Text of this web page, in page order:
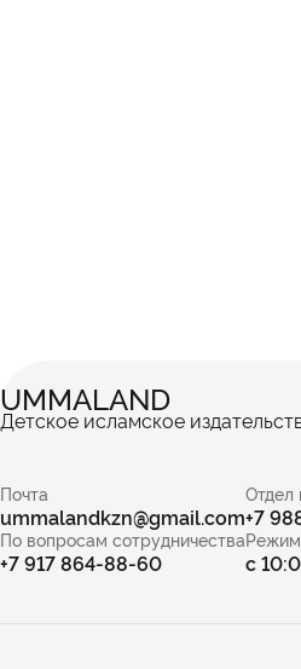
UMMALAND
Детское исламское
Почта
ummalandkzn@gmail.com
Отдел
+7
По вопросам сотрудничества
+7 917 864-88-60 с